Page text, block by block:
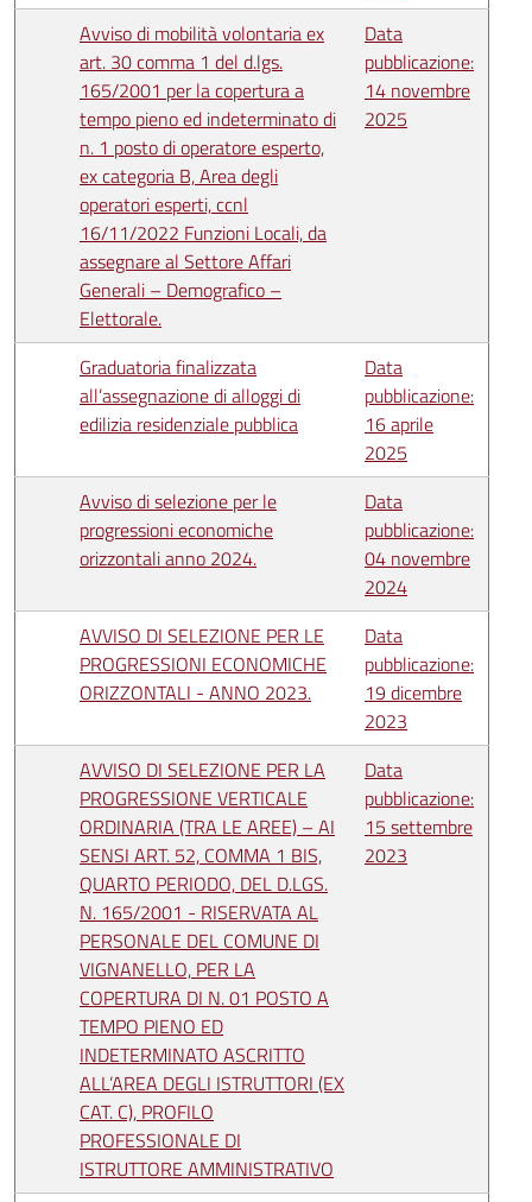
Avviso di mobilità volontaria ex
art. 30 comma 1 del d.lgs.
165/2001 per la copertura a
tempo pieno ed indeterminato di
n. 1 posto di operatore esperto,
ex categoria B, Area degli
operatori esperti, ccnl
16/11/2022 Funzioni Locali, da
assegnare al Settore Affari
Generali – Demografico –
Elettorale.
Data
pubblicazione:
14 novembre
2025
Graduatoria finalizzata
all’assegnazione di alloggi di
edilizia residenziale pubblica
Data
pubblicazione:
16 aprile
2025
Avviso di selezione per le
progressioni economiche
orizzontali anno 2024.
Data
pubblicazione:
04 novembre
2024
AVVISO DI SELEZIONE PER LE
PROGRESSIONI ECONOMICHE
ORIZZONTALI - ANNO 2023.
Data
pubblicazione:
19 dicembre
2023
AVVISO DI SELEZIONE PER LA
PROGRESSIONE VERTICALE
ORDINARIA (TRA LE AREE) – AI
SENSI ART. 52, COMMA 1 BIS,
QUARTO PERIODO, DEL D.LGS.
N. 165/2001 - RISERVATA AL
PERSONALE DEL COMUNE DI
VIGNANELLO, PER LA
COPERTURA DI N. 01 POSTO A
TEMPO PIENO ED
INDETERMINATO ASCRITTO
ALL’AREA DEGLI ISTRUTTORI (EX
CAT. C), PROFILO
PROFESSIONALE DI
ISTRUTTORE AMMINISTRATIVO
Data
pubblicazione:
15 settembre
2023